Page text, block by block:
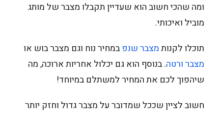
ומה שהכי חשוב הוא שעדיין תקבלו מצבר של מותג
מוביל ואיכותי.
תוכלו לקנותמצבר שנפבמחיר נוח וגם מצבר בוש או
מצבר ורטה. בנוסף הוא גם יכלול אחריות ארוכה, מה
שיהפוך לכם את המחיר למשתלם במיוחד!
חשוב לציין שככל שמדובר על מצבר גדול וחזק יותר